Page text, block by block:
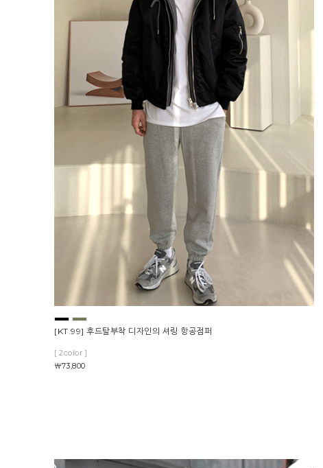
[KT.99] 후드탈부착 디자인의 셔링 항공점퍼
[ 2color ]
￦73,800